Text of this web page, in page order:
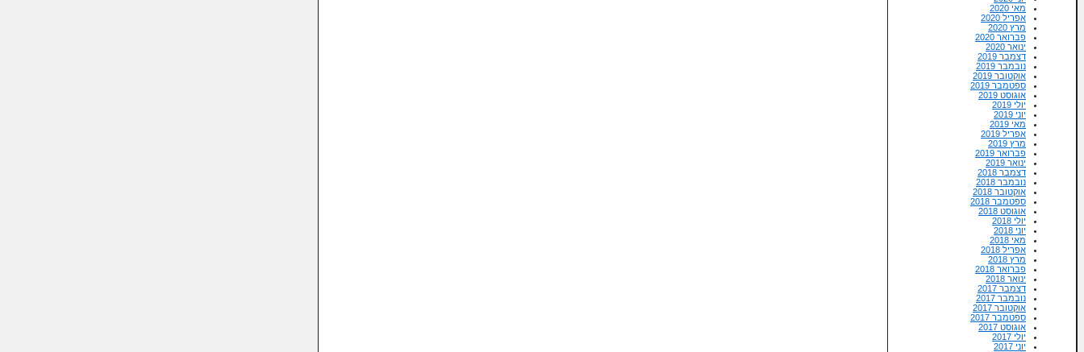
מאי 2020
אפריל 2020
מרץ 2020
פברואר 2020
ינואר 2020
דצמבר 2019
נובמבר 2019
אוקטובר 2019
ספטמבר 2019
אוגוסט 2019
יולי 2019
יוני 2019
מאי 2019
אפריל 2019
מרץ 2019
פברואר 2019
ינואר 2019
דצמבר 2018
נובמבר 2018
אוקטובר 2018
ספטמבר 2018
אוגוסט 2018
יולי 2018
יוני 2018
מאי 2018
אפריל 2018
מרץ 2018
פברואר 2018
ינואר 2018
דצמבר 2017
נובמבר 2017
אוקטובר 2017
ספטמבר 2017
אוגוסט 2017
יולי 2017
יוני 2017